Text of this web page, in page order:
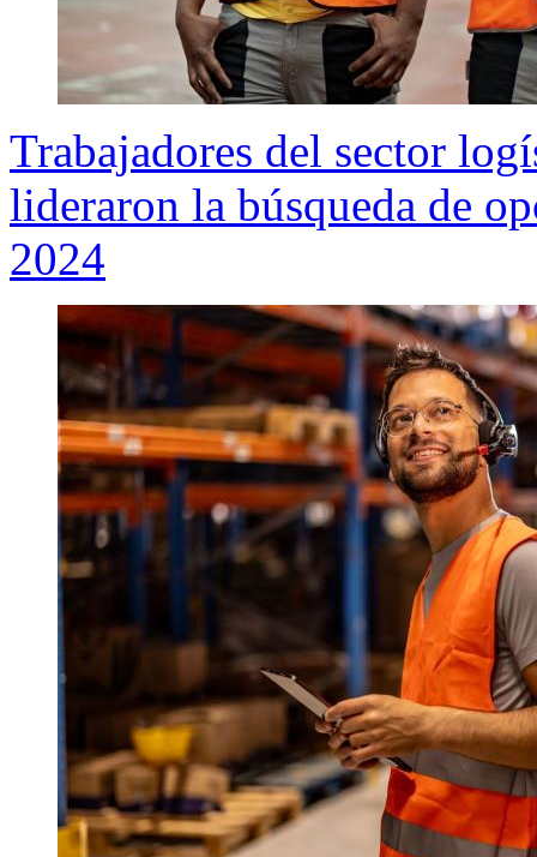
Trabajadores del sector
lideraron la búsqueda de
2024